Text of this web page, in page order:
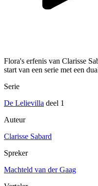
Flora's erfenis van Clarisse
start van een serie met een
Serie
De Lelievilla deel 1
Auteur
Clarisse Sabard
Spreker
Machteld van der Gaag